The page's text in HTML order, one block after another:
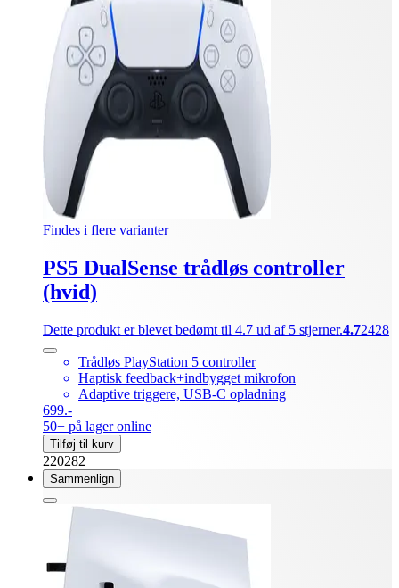
Findes i flere varianter
PS5 DualSense trådløs controller
(hvid)
Dette produkt er blevet bedømt til 4.7 ud af 5 stjerner.4.72428
Trådløs PlayStation 5 controller
Haptisk feedback+indbygget mikrofon
Adaptive triggere, USB-C opladning
699.-
50+ på lager online
Tilføj til kurv
220282
Sammenlign